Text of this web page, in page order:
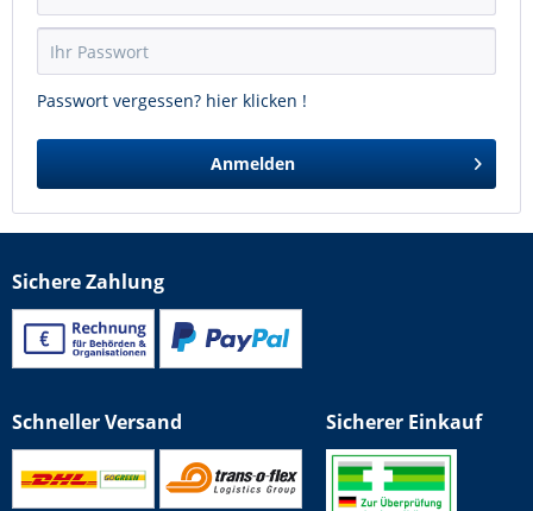
Passwort vergessen? hier klicken !
Anmelden
Sichere Zahlung
Schneller Versand Sicherer Einkauf